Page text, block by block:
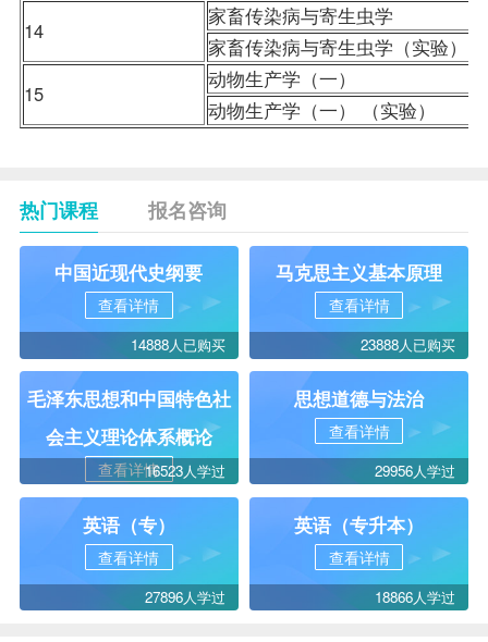
14
家畜传染病与寄生虫学
家畜传染病与寄生虫学（实验）
15
动物生产学（一）
动物生产学（一） （实验）
热门课程 报名咨询
中国近现代史纲要
查看详情
14888人已购买
马克思主义基本原理
查看详情
23888人已购买
毛泽东思想和中国特色社
会主义理论体系概论
查看详情16523人学过
思想道德与法治
查看详情
29956人学过
英语（专）
查看详情
27896人学过
英语（专升本）
查看详情
18866人学过